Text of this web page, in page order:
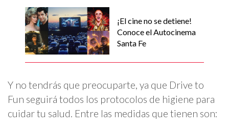
¡El cine no se detiene!
Conoce el Autocinema
Santa Fe
Y no tendrás que preocuparte, ya que Drive to
Fun seguirá todos los protocolos de higiene para
cuidar tu salud. Entre las medidas que tienen son: